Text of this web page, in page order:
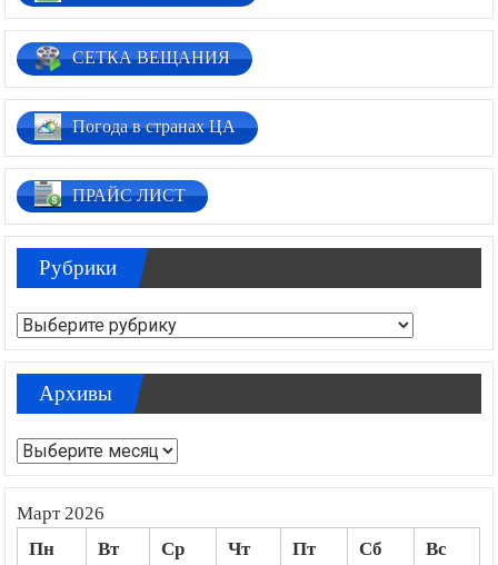
СЕТКА ВЕЩАНИЯ
Погода в странах ЦА
ПРАЙС ЛИСТ
Рубрики
Рубрики
Архивы
Архивы
Март 2026
Пн Вт Ср Чт Пт Сб
Вс